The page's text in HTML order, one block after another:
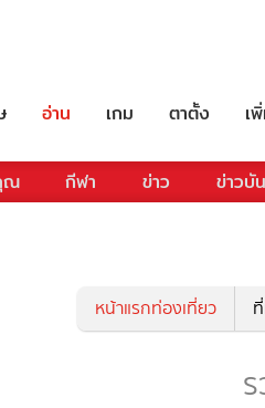
อ่าน เกม ตาตั้ง เ
ณ กีฬา ข่าว ข่าวบั
หน้าแรกท่องเที่ยว